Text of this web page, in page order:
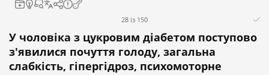
28 із 150
У чоловіка з цукровим діабетом поступово
з'явилися почуття голоду, загальна
слабкість, гіпергідроз, психомоторне